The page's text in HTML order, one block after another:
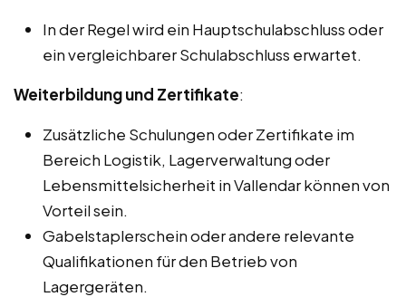
In der Regel wird ein Hauptschulabschluss oder
ein vergleichbarer Schulabschluss erwartet.
Weiterbildung und Zertifikate:
Zusätzliche Schulungen oder Zertifikate im
Bereich Logistik, Lagerverwaltung oder
Lebensmittelsicherheit in Vallendar können von
Vorteil sein.
Gabelstaplerschein oder andere relevante
Qualifikationen für den Betrieb von
Lagergeräten.